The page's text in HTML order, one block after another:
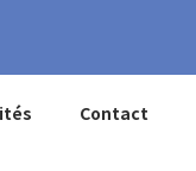
Contact